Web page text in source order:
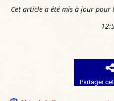
Cet article a été mis à jour
Partager